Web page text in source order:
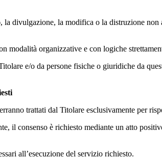
divulgazione, la modifica o la distruzione
modalità organizzative e con logiche
e/o da persone fisiche o giuridiche da
trattati dal Titolare esclusivamente per
il consenso è richiesto mediante un atto
all’esecuzione del servizio richiesto.